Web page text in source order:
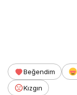
Beğendim
Kızgın